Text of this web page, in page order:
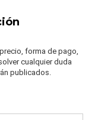
forma de pago,
cualquier duda
publicados.